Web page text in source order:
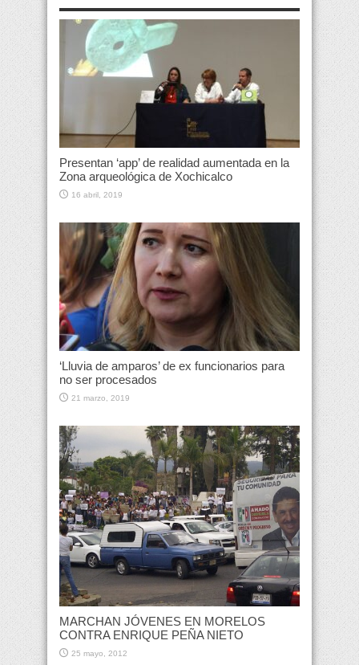
Presentan ‘app’ de realidad aumentada en la
Zona arqueológica de Xochicalco
16 abril, 2019
‘Lluvia de amparos’ de ex funcionarios para
no ser procesados
21 marzo, 2019
MARCHAN JÓVENES EN MORELOS
CONTRA ENRIQUE PEÑA NIETO
25 mayo, 2012